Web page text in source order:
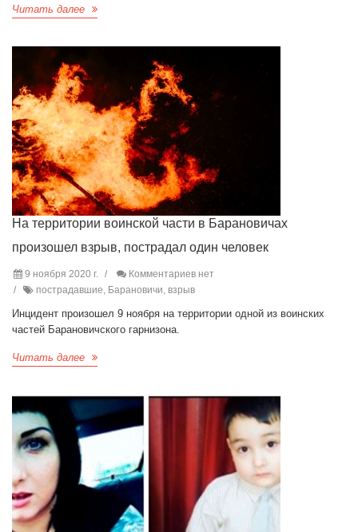
Читать далее
На территории воинской части в Барановичах
произошел взрыв, пострадал один человек
9 ноября 2020 г.
Комментариев нет
пострадавшие, Барановичи, взрыв
Инцидент произошел 9 ноября на территории одной из воинских
частей Барановичского гарнизона.
Читать далее